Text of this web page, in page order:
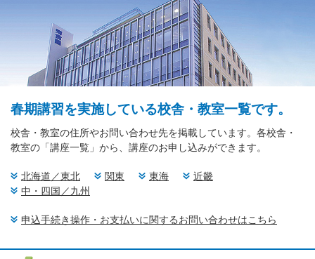
春期講習を実施している校舎・教室一覧です。
校舎・教室の住所やお問い合わせ先を掲載しています。各校舎・
教室の「講座一覧」から、講座のお申し込みができます。
北海道／東北 関東 東海
近畿
中・四国／九州
申込手続き操作・お支払いに関するお問い合わせはこちら